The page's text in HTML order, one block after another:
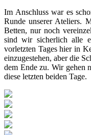
Im Anschluss war es
Runde unserer Ateliers.
Betten, nur noch
sind wir sicherlich alle
vorletzten Tages hier in
einzugestehen, aber die
dem Ende zu. Wir gehen
diese letzten beiden Tage.